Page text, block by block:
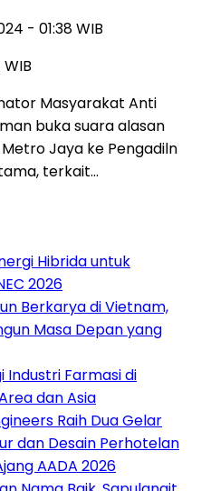
- 01:38 WIB
Masyarakat Anti
buka suara alasan
Jaya ke Pengadiln
terkait…
Hibrida untuk
2026
Berkarya di Vietnam,
Masa Depan yang
Industri Farmasi di
dan Asia
Raih Dua Gelar
dan Desain Perhotelan
AADA 2026